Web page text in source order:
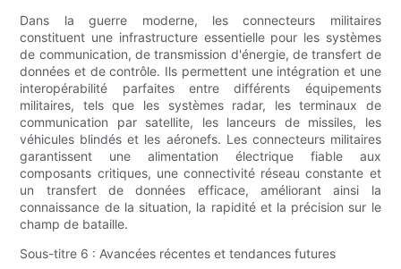
Dans la guerre moderne, les connecteurs militaires
constituent une infrastructure essentielle pour les systèmes
de communication, de transmission d'énergie, de transfert de
données et de contrôle. Ils permettent une intégration et une
interopérabilité parfaites entre différents équipements
militaires, tels que les systèmes radar, les terminaux de
communication par satellite, les lanceurs de missiles, les
véhicules blindés et les aéronefs. Les connecteurs militaires
garantissent une alimentation électrique fiable aux
composants critiques, une connectivité réseau constante et
un transfert de données efficace, améliorant ainsi la
connaissance de la situation, la rapidité et la précision sur le
champ de bataille.
Sous-titre 6 : Avancées récentes et tendances futures